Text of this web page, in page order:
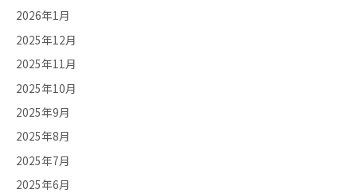
2026年1月
2025年12月
2025年11月
2025年10月
2025年9月
2025年8月
2025年7月
2025年6月